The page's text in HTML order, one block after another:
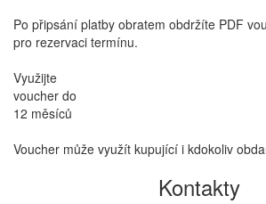
Po připsání platby obratem obdržíte PDF
pro rezervaci termínu.
Využijte
voucher do
12 měsíců
Voucher může využít kupující i kdokoliv
Kontakty